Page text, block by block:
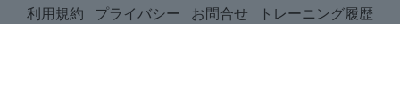
利用規約
プライバシー お問合せ トレーニング履歴